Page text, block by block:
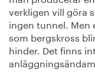
verkligen vill göra
ingen tunnel. Men
som bergskross
hinder. Det finns